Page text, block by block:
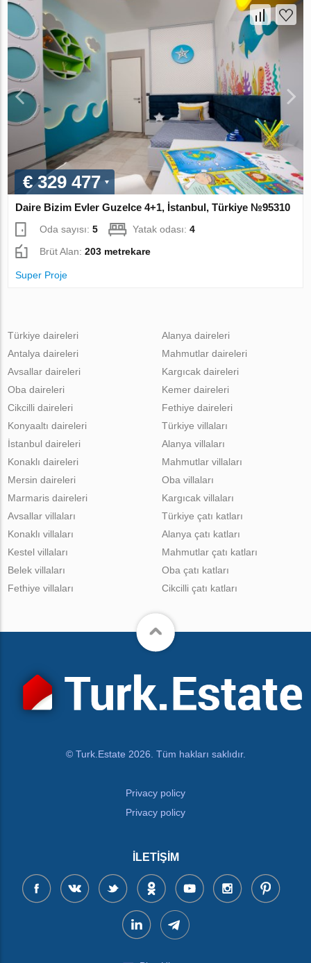
€ 329 477
Daire Bizim Evler Guzelce 4+1, İstanbul, Türkiye №95310
Oda sayısı:5 Yatak odası:4
Brüt Alan:203 metrekare
Super Proje
Türkiye daireleri
Antalya daireleri
Avsallar daireleri
Oba daireleri
Cikcilli daireleri
Alanya daireleri
Mahmutlar daireleri
Kargıcak daireleri
Kemer daireleri
Fethiye daireleri
Konyaaltı daireleri
İstanbul daireleri
Konaklı daireleri
Mersin daireleri
Marmaris daireleri
Türkiye villaları
Alanya villaları
Mahmutlar villaları
Oba villaları
Kargıcak villaları
Avsallar villaları
Konaklı villaları
Kestel villaları
Belek villaları
Fethiye villaları
Türkiye çatı katları
Alanya çatı katları
Mahmutlar çatı katları
Oba çatı katları
Cikcilli çatı katları
© Turk.Estate 2026. Tüm hakları saklıdır.
Privacy policy
Privacy policy
İLETIŞIM